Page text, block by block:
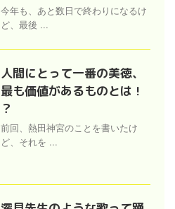
今年も、あと数日で終わりになるけ
ど、最後 ...
人間にとって一番の美徳、
最も価値があるものとは !
？
前回、熱田神宮のことを書いたけ
ど、それを ...